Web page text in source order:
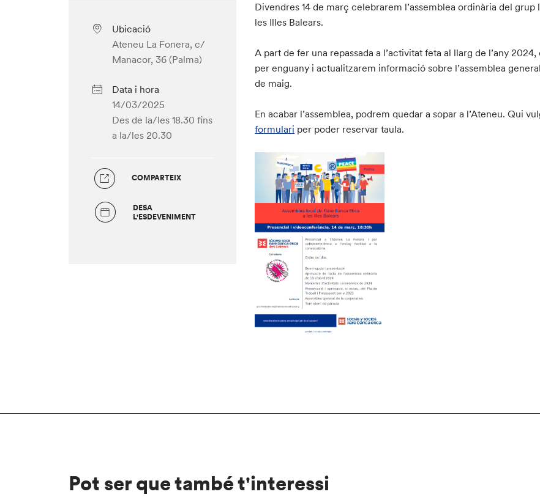
Ubicació
Ateneu La Fonera, c/
Manacor, 36 (Palma)
Data i hora
14/03/2025
Des de la/les 18.30 fins
a la/les 20.30
COMPARTEIX
DESA
L'ESDEVENIMENT
Divendres 14 de març celebrarem l’assemblea ordinària del
les Illes Balears.
A part de fer una repassada a l’activitat feta al llarg de l’any
per enguany i actualitzarem informació sobre l’assemblea
de maig.
En acabar l’assemblea, podrem quedar a sopar a l’Ateneu. Qui
formulari per poder reservar taula.
Pot ser que també t'interessi